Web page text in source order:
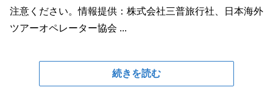
注意ください。情報提供：株式会社三普旅行社、日本海外
ツアーオペレーター協会 ...
続きを読む